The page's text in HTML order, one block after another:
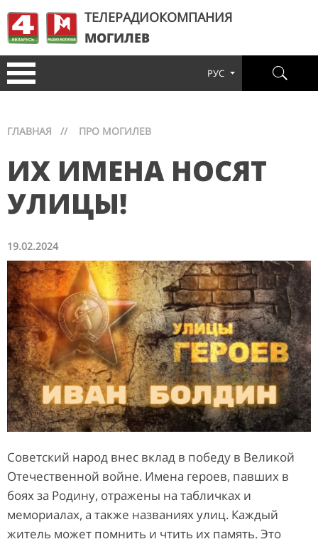
ТЕЛЕРАДИОКОМПАНИЯ
МОГИЛЕВ
РУС
ГЛАВНАЯ // ПРО МОГИЛЕВ
ИХ ИМЕНА НОСЯТ
УЛИЦЫ!
19.02.2024
Советский народ внес вклад в победу в Великой
Отечественной войне. Имена героев, павших в
боях за Родину, отражены на табличках и
мемориалах, а также названиях улиц. Каждый
житель может помнить и чтить их память. Это